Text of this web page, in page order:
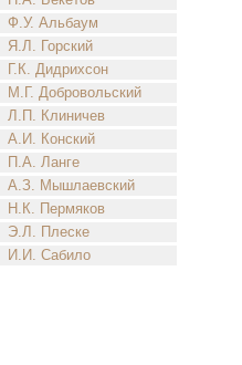
Ф.У. Альбаум
Я.Л. Горский
Г.К. Дидрихсон
М.Г. Добровольский
Л.П. Клиничев
А.И. Конский
П.А. Ланге
А.З. Мышлаевский
Н.К. Пермяков
Э.Л. Плеске
И.И. Сабило